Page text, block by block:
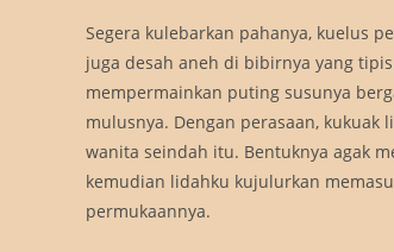
Segera kulebarkan pahanya, kuelus
juga desah aneh di bibirnya yang
mempermainkan puting susunya
mulusnya. Dengan perasaan,
wanita seindah itu. Bentuknya agak
kemudian lidahku kujulurkan
permukaannya.